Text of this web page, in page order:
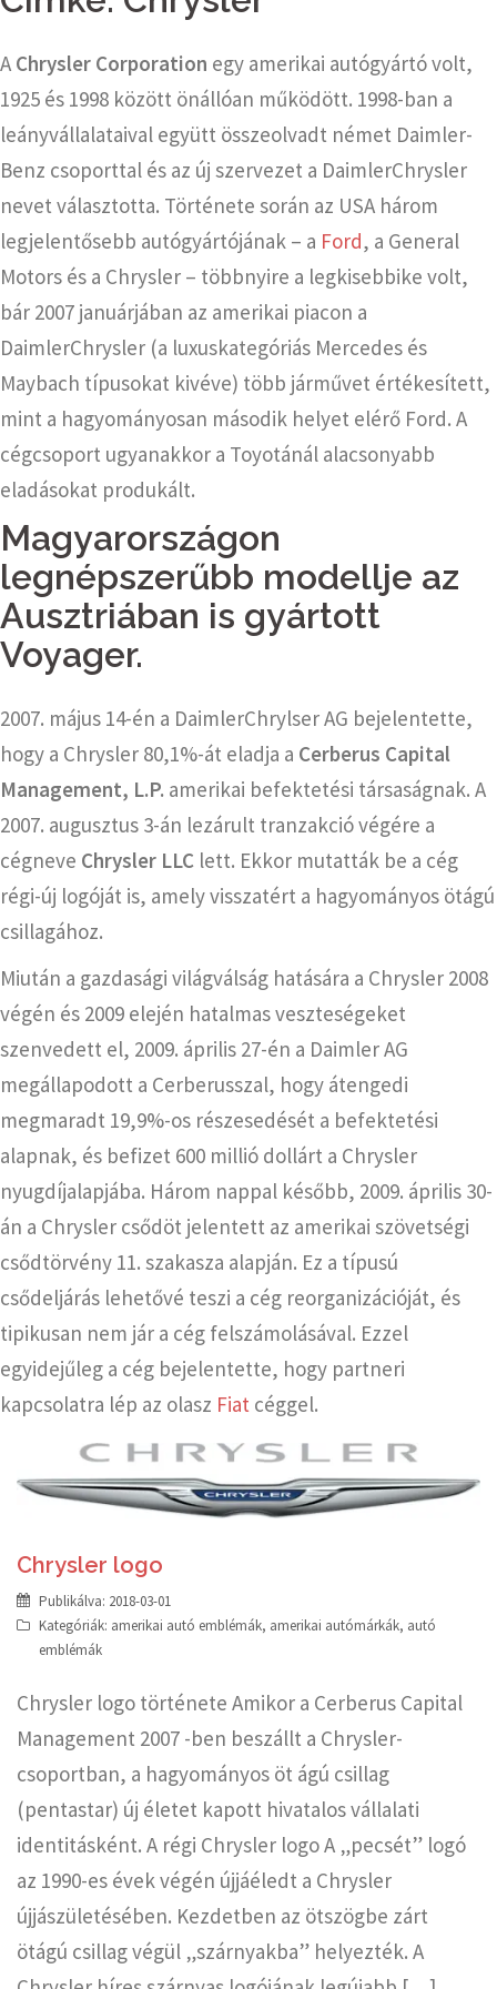
A Chrysler Corporation egy amerikai autógyártó volt,
1925 és 1998 között önállóan működött. 1998-ban a
leányvállalataival együtt összeolvadt német Daimler-
Benz csoporttal és az új szervezet a DaimlerChrysler
nevet választotta. Története során az USA három
legjelentősebb autógyártójának – a Ford, a General
Motors és a Chrysler – többnyire a legkisebbike volt,
bár 2007 januárjában az amerikai piacon a
DaimlerChrysler (a luxuskategóriás Mercedes és
Maybach típusokat kivéve) több járművet értékesített,
mint a hagyományosan második helyet elérő Ford. A
cégcsoport ugyanakkor a Toyotánál alacsonyabb
eladásokat produkált.
Magyarországon
legnépszerűbb modellje az
Ausztriában is gyártott
Voyager.
2007. május 14-én a DaimlerChrylser AG bejelentette,
hogy a Chrysler 80,1%-át eladja a Cerberus Capital
Management, L.P. amerikai befektetési társaságnak. A
2007. augusztus 3-án lezárult tranzakció végére a
cégneve Chrysler LLC lett. Ekkor mutatták be a cég
régi-új logóját is, amely visszatért a hagyományos ötágú
csillagához.
Miután a gazdasági világválság hatására a Chrysler 2008
végén és 2009 elején hatalmas veszteségeket
szenvedett el, 2009. április 27-én a Daimler AG
megállapodott a Cerberusszal, hogy átengedi
megmaradt 19,9%-os részesedését a befektetési
alapnak, és befizet 600 millió dollárt a Chrysler
nyugdíjalapjába. Három nappal később, 2009. április 30-
án a Chrysler csődöt jelentett az amerikai szövetségi
csődtörvény 11. szakasza alapján. Ez a típusú
csődeljárás lehetővé teszi a cég reorganizációját, és
tipikusan nem jár a cég felszámolásával. Ezzel
egyidejűleg a cég bejelentette, hogy partneri
kapcsolatra lép az olasz Fiat céggel.
Chrysler logo
Publikálva: 2018-03-01
Kategóriák: amerikai autó emblémák, amerikai autómárkák, autó
emblémák
Chrysler logo története Amikor a Cerberus Capital
Management 2007 -ben beszállt a Chrysler-
csoportban, a hagyományos öt ágú csillag
(pentastar) új életet kapott hivatalos vállalati
identitásként. A régi Chrysler logo A „pecsét” logó
az 1990-es évek végén újjáéledt a Chrysler
újjászületésében. Kezdetben az ötszögbe zárt
ötágú csillag végül „szárnyakba” helyezték. A